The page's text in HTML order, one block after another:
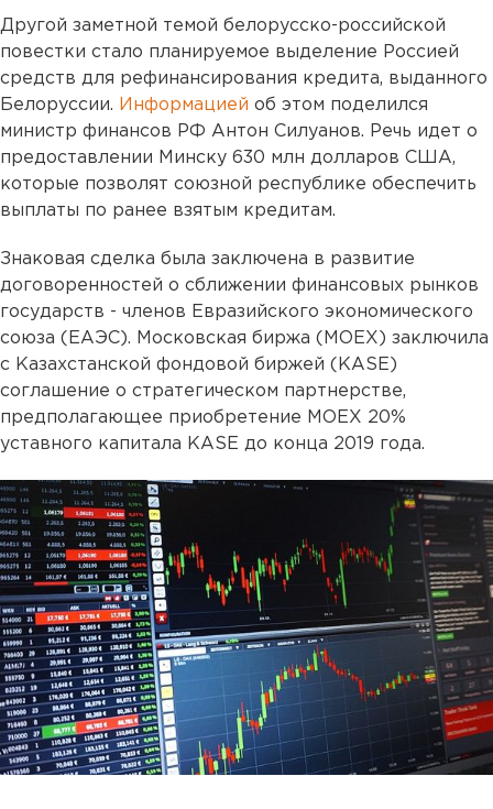
Другой заметной темой белорусско-российской
повестки стало планируемое выделение Россией
средств для рефинансирования кредита, выданного
Белоруссии. Информацией об этом поделился
министр финансов РФ Антон Силуанов. Речь идет о
предоставлении Минску 630 млн долларов США,
которые позволят союзной республике обеспечить
выплаты по ранее взятым кредитам.
Знаковая сделка была заключена в развитие
договоренностей о сближении финансовых рынков
государств - членов Евразийского экономического
союза (ЕАЭС). Московская биржа (MOEX) заключила
с Казахстанской фондовой биржей (KASE)
соглашение о стратегическом партнерстве,
предполагающее приобретение MOEX 20%
уставного капитала KASE до конца 2019 года.